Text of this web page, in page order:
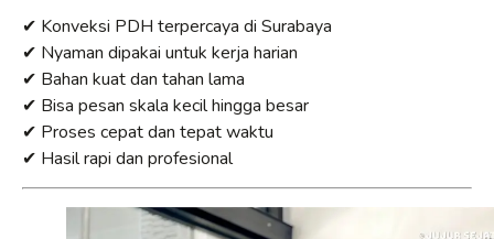
✔ Konveksi PDH terpercaya di Surabaya
✔ Nyaman dipakai untuk kerja harian
✔ Bahan kuat dan tahan lama
✔ Bisa pesan skala kecil hingga besar
✔ Proses cepat dan tepat waktu
✔ Hasil rapi dan profesional